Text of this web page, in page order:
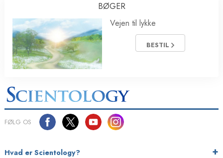
BØGER
Vejen til lykke
BESTIL
FØLG OS
Hvad er Scientology?